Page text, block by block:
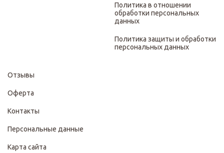
Политика в отношении
обработки персональных
данных
Политика защиты и обработки
персональных данных
Отзывы
Оферта
Контакты
Персональные данные
Карта сайта